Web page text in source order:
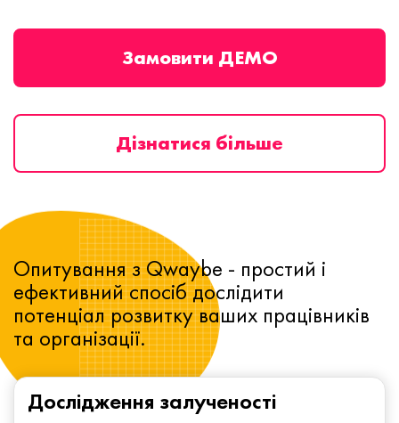
Замовити ДЕМО
Дізнатися більше
Дослідження залученості
Опитування з Qwaybe - простий і
ефективний спосіб дослідити
потенціал розвитку ваших працівників
та організації.